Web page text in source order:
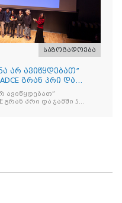
საზოგადოება
არ ავიწყდებათ”
გრან პრი და
ავიწყდებათ”